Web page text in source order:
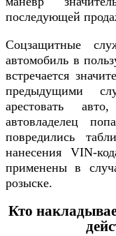
последующей
Соцзащитные
автомобиль в
встречается
предыдущими
арестовать
автовладелец
повредились
нанесения VIN-
применены в
розыске.
Кто